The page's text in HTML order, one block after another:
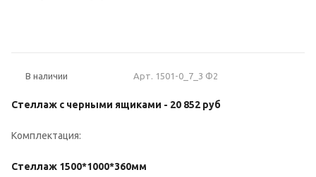
В наличии Арт. 1501-0_7_3 Ф2
Стеллаж с черными ящиками - 20 852 руб
Комплектация:
Стеллаж 1500*1000*360мм